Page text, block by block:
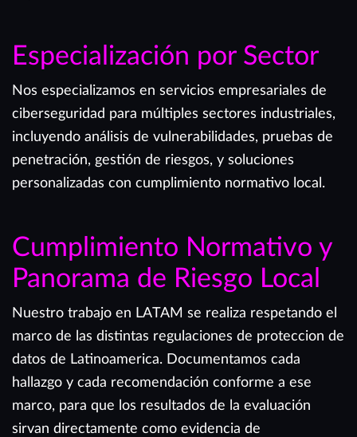
Especialización por Sector
Nos especializamos en servicios empresariales de
ciberseguridad para múltiples sectores industriales,
incluyendo análisis de vulnerabilidades, pruebas de
penetración, gestión de riesgos, y soluciones
personalizadas con cumplimiento normativo local.
Cumplimiento Normativo y
Panorama de Riesgo Local
Nuestro trabajo en LATAM se realiza respetando el
marco de las distintas regulaciones de proteccion de
datos de Latinoamerica. Documentamos cada
hallazgo y cada recomendación conforme a ese
marco, para que los resultados de la evaluación
sirvan directamente como evidencia de